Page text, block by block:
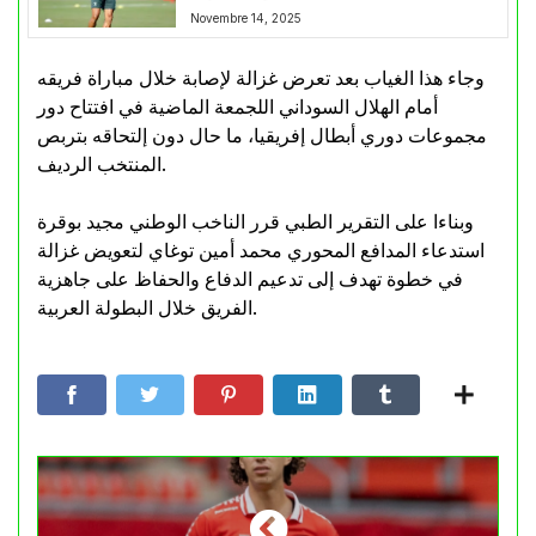
Novembre 14, 2025
وجاء هذا الغياب بعد تعرض غزالة لإصابة خلال مباراة فريقه
أمام الهلال السوداني اللجمعة الماضية في افتتاح دور
مجموعات دوري أبطال إفريقيا، ما حال دون إلتحاقه بتربص
المنتخب الرديف.
وبناءا على التقرير الطبي قرر الناخب الوطني مجيد بوقرة
استدعاء المدافع المحوري محمد أمين توغاي لتعويض غزالة
في خطوة تهدف إلى تدعيم الدفاع والحفاظ على جاهزية
الفريق خلال البطولة العربية.